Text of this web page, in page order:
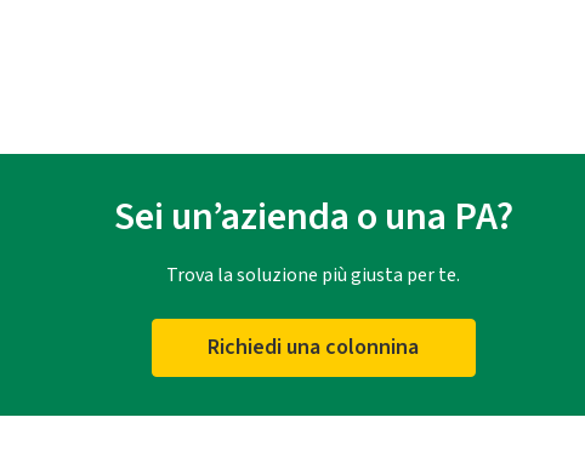
Sei un’azienda o una PA?
Trova la soluzione più giusta per te.
Richiedi una colonnina